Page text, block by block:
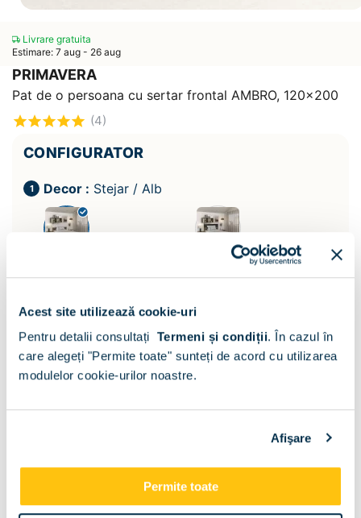
Acest site utilizează cookie-uri
Pentru detalii consultați Termeni și condiții. În cazul în
care alegeți "Permite toate" sunteți de acord cu utilizarea
modulelor cookie-urilor noastre.
Afişare
Permite toate
Livrare gratuita
Estimare: 7 aug - 26 aug
PRIMAVERA
Pat de o persoana cu sertar frontal AMBRO, 120x200
(4)
CONFIGURATOR
Decor : Stejar / Alb
Sertar pat